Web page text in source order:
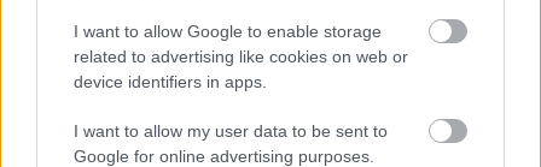
I want to allow Google to enable storage
related to advertising like cookies on web or
device identifiers in apps.
I want to allow my user data to be sent to
Google for online advertising purposes.
16-án, 21-én, 22-én és 23-án. A következő színházi
évadban pedig a hazai közönség is láthatja az
előadást Budapesten a Trafó Kortárs Művészetek
Házában, majd az évad folyamán további európai
városokban is látható lesz.